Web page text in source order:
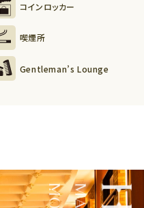
コインロッカー
喫煙所
Gentleman’s Lounge